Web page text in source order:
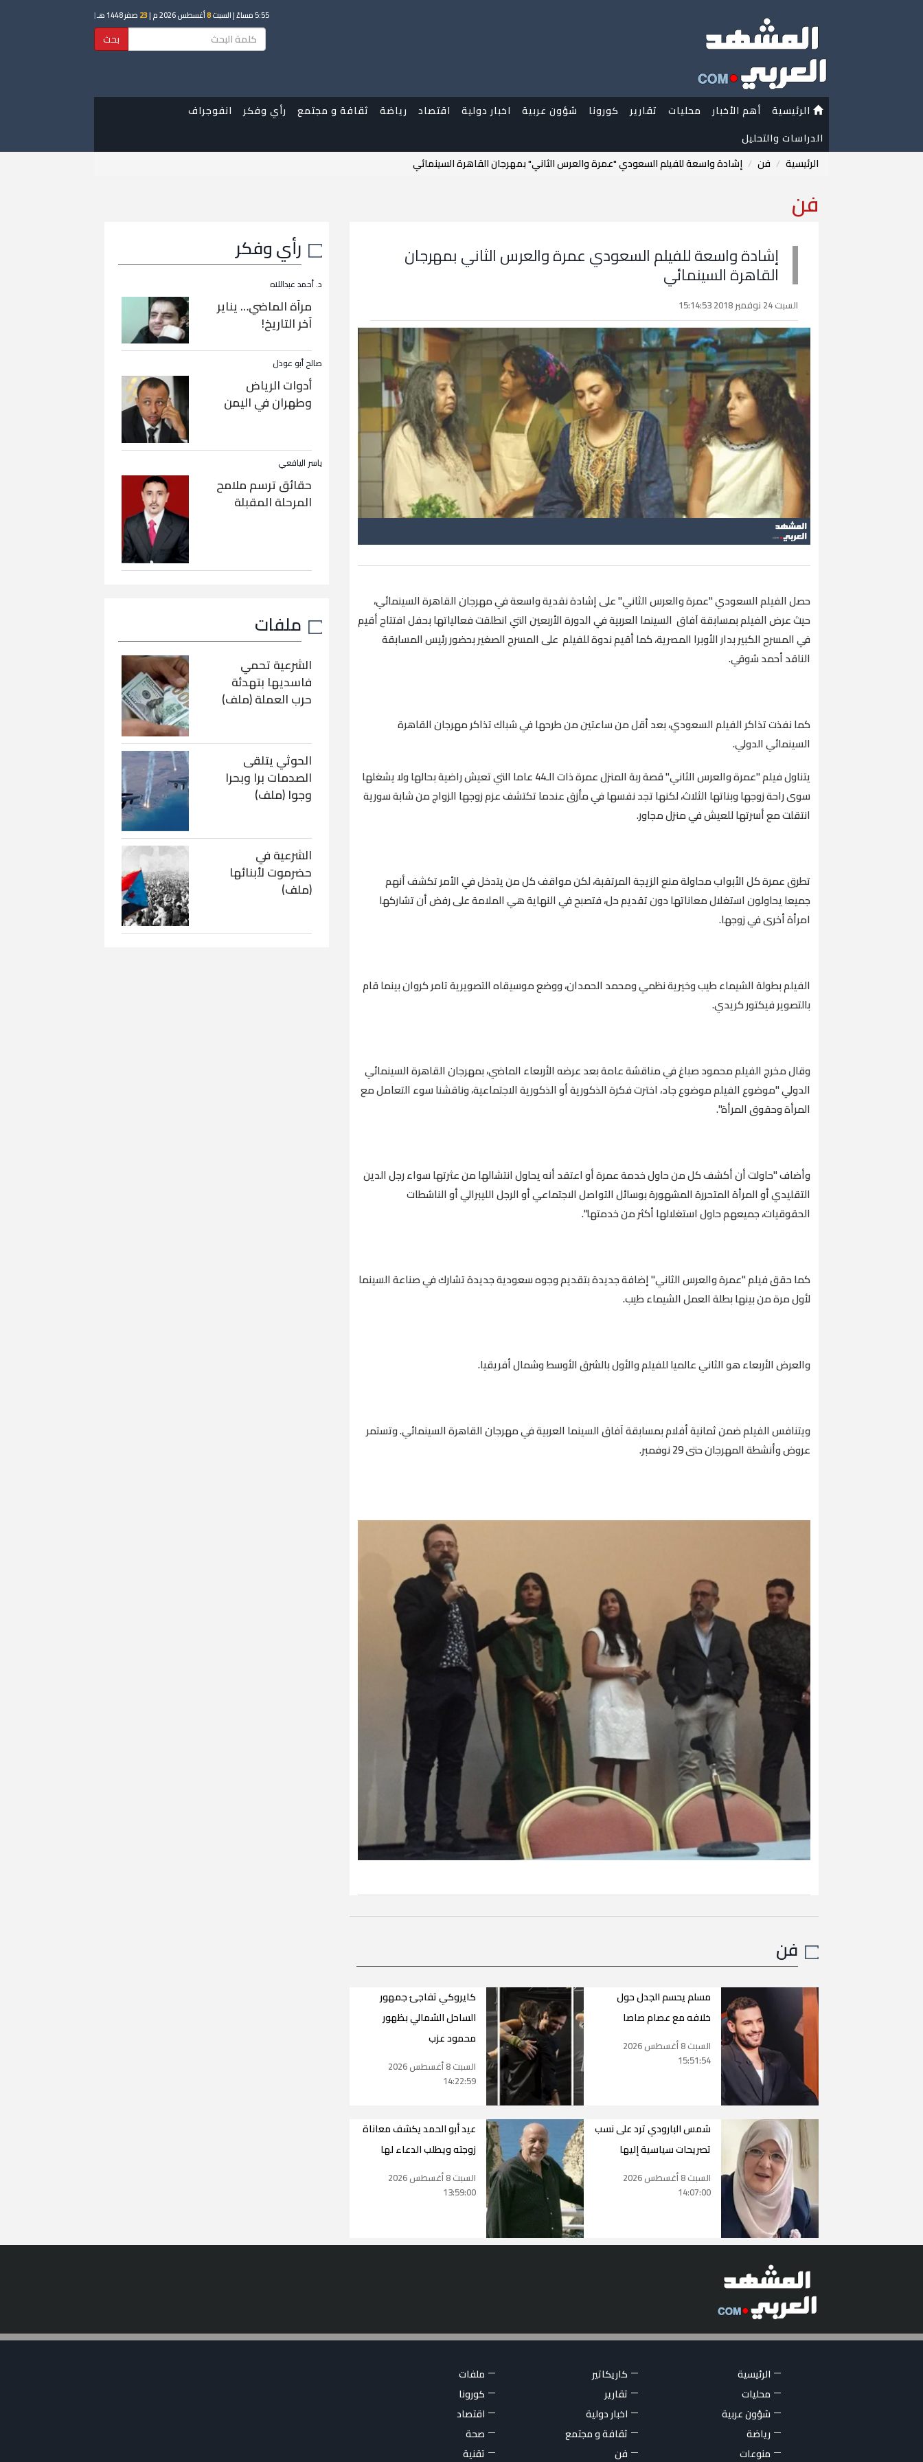
5:55 مساءً | السبت8أغسطس 2026 م | 23 صفر 1448 هـ |
بحث
الرئيسية أهم الأخبار محليات تقارير كورونا شؤون عربية اخبار دولية اقتصاد رياضة ثقافة و مجتمع رأي وفكر
انفوجراف
الدراسات والتحليل
الرئيسية
فن إشادة واسعة للفيلم السعودي "عمرة والعرس الثاني" بمهرجان القاهرة السينمائي
فن
إشادة واسعة للفيلم السعودي عمرة والعرس الثاني بمهرجان
القاهرة السينمائي
السبت 24 نوفمبر 2018 15:14:53
حصل الفيلم السعودي "عمرة والعرس الثاني" على إشادة نقدية واسعة في مهرجان القاهرة السينمائي،
حيث عرض الفيلم بمسابقة آفاق السينما العربية في الدورة الأربعين التي انطلقت فعالياتها بحفل افتتاح أقيم
في المسرح الكبير بدار الأوبرا المصرية، كما أقيم ندوة للفيلم على المسرح الصغير بحضور رئيس المسابقة
الناقد أحمد شوقي.
كما نفذت تذاكر الفيلم السعودي، بعد أقل من ساعتين من طرحها في شباك تذاكر مهرجان القاهرة
السينمائي الدولي.
يتناول فيلم "عمرة والعرس الثاني" قصة ربة المنزل عمرة ذات الـ44 عاما التي تعيش راضية بحالها ولا يشغلها
سوى راحة زوجها وبناتها الثلاث، لكنها تجد نفسها في مأزق عندما تكتشف عزم زوجها الزواج من شابة سورية
انتقلت مع أسرتها للعيش في منزل مجاور.
تطرق عمرة كل الأبواب محاولة منع الزيجة المرتقبة، لكن مواقف كل من يتدخل في الأمر تكشف أنهم
جميعا يحاولون استغلال معاناتها دون تقديم حل، فتصبح في النهاية هي الملامة على رفض أن تشاركها
امرأة أخرى في زوجها.
الفيلم بطولة الشيماء طيب وخيرية نظمي ومحمد الحمدان، ووضع موسيقاه التصويرية تامر كروان بينما قام
بالتصوير فيكتور كريدي.
وقال مخرج الفيلم محمود صباغ في مناقشة عامة بعد عرضه الأربعاء الماضي، بمهرجان القاهرة السينمائي
الدولي "موضوع الفيلم موضوع جاد، اخترت فكرة الذكورية أو الذكورية الاجتماعية، وناقشنا سوء التعامل مع
المرأة وحقوق المرأة".
وأضاف "حاولت أن أكشف كل من حاول خدمة عمرة أو اعتقد أنه يحاول انتشالها من عثرتها سواء رجل الدين
التقليدي أو المرأة المتحررة المشهورة بوسائل التواصل الاجتماعي أو الرجل الليبرالي أو الناشطات
الحقوقيات، جميعهم حاول استغلالها أكثر من خدمتها".
كما حقق فيلم "عمرة والعرس الثاني" إضافة جديدة بتقديم وجوه سعودية جديدة تشارك في صناعة السينما
لأول مرة من بينها بطلة العمل الشيماء طيب.
والعرض الأربعاء هو الثاني عالميا للفيلم والأول بالشرق الأوسط وشمال أفريقيا.
ويتنافس الفيلم ضمن ثمانية أفلام بمسابقة آفاق السينما العربية في مهرجان القاهرة السينمائي. وتستمر
عروض وأنشطة المهرجان حتى 29 نوفمبر.
فن
مسلم يحسم الجدل حول
خلافه مع عصام صاصا
السبت 8 أغسطس 2026
15:51:54
كايروكي تفاجئ جمهور
الساحل الشمالي بظهور
محمود عزب
السبت 8 أغسطس 2026
14:22:59
شمس البارودي ترد على نسب
تصريحات سياسية إليها
السبت 8 أغسطس 2026
14:07:00
عيد أبو الحمد يكشف معاناة
زوجته ويطلب الدعاء لها
السبت 8 أغسطس 2026
13:59:00
رأي وفكر
د. أحمد عبداللاه
مرآة الماضي… يناير
آخر التاريخ!
صالح أبو عوذل
أدوات الرياض
وطهران في اليمن
ياسر اليافعي
حقائق ترسم ملامح
المرحلة المقبلة
ملفات
الشرعية تحمي
فاسديها بتهدئة
حرب العملة (ملف)
الحوثي يتلقى
الصدمات برا وبحرا
وجوا (ملف)
الشرعية في
حضرموت لأبنائها
(ملف)
الرئيسية كاريكاتير
ملفات
محليات
تقارير
كورونا
شؤون عربية
اخبار دولية
اقتصاد
رياضة
ثقافة و مجتمع
صحة
منوعات
فن تقنية